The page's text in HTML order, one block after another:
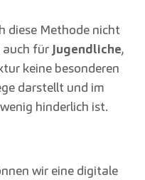
diese Methode nicht
auch für Jugendliche,
keine besonderen
darstellt und im
hinderlich ist.
wir eine digitale